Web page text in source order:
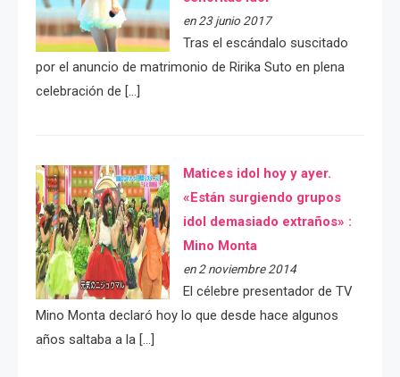
en 23 junio 2017
Tras el escándalo suscitado
por el anuncio de matrimonio de Ririka Suto en plena
celebración de […]
Matices idol hoy y ayer.
«Están surgiendo grupos
idol demasiado extraños» :
Mino Monta
en 2 noviembre 2014
El célebre presentador de TV
Mino Monta declaró hoy lo que desde hace algunos
años saltaba a la […]